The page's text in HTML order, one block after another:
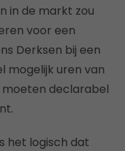
in de markt zou
voor een
Derksen bij een
mogelijk uren van
declarabel
het logisch dat